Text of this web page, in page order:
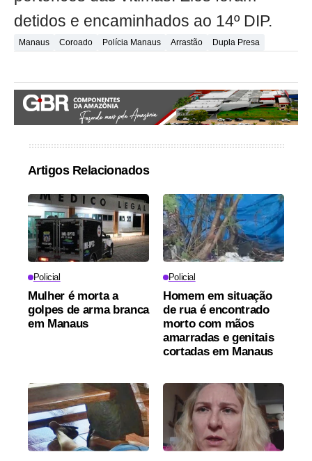
detidos e encaminhados ao 14º DIP.
Manaus Coroado Polícia Manaus Arrastão Dupla Presa
Artigos Relacionados
Policial
Mulher é morta a
golpes de arma branca
em Manaus
Policial
Homem em situação
de rua é encontrado
morto com mãos
amarradas e genitais
cortadas em Manaus